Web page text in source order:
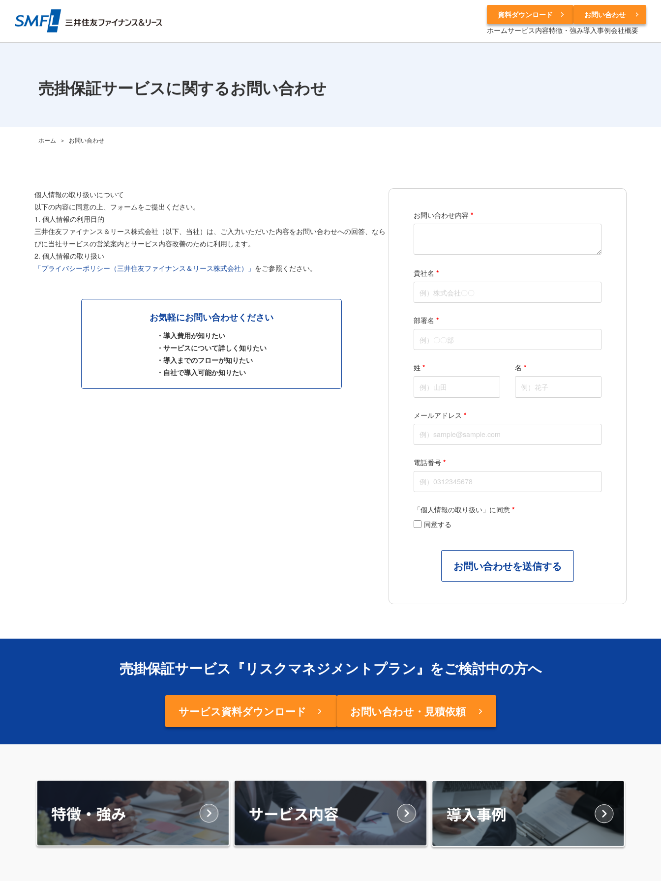
ホームサービス内容特徴・強み導入事例会社概要
資料ダウンロード お問い合わせ
売掛保証サービスに関するお問い合わせ
ホーム お問い合わせ
個人情報の取り扱いについて
以下の内容に同意の上、フォームをご提出ください。
1. 個人情報の利用目的
三井住友ファイナンス＆リース株式会社（以下、当社）は、ご入力いただいた内容をお問い合わせへの回答、なら
びに当社サービスの営業案内とサービス内容改善のために利用します。
2. 個人情報の取り扱い
「プライバシーポリシー（三井住友ファイナンス＆リース株式会社）」 をご参照ください。
お気軽にお問い合わせください
・導入費用が知りたい
・サービスについて詳しく知りたい
・導入までのフローが知りたい
・自社で導入可能か知りたい
お問い合わせ内容*
貴社名*
部署名*
姓* 名 *
メールアドレス*
電話番号*
「個人情報の取り扱い」に同意*
同意する
売掛保証サービス『リスクマネジメントプラン』をご検討中の方へ
サービス資料ダウンロード お問い合わせ・見積依頼